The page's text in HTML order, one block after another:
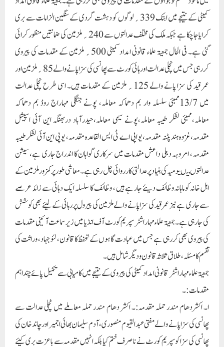
کمیٹی کے نتیجے میں ابتک 339؍ لوگوں کو دہشت گردی کے سنگین الزامات سے بری
کرایاجاچکا ہے جبکہ ملک کی مختلف عدالتوں سے 240؍ ملزمین کی ضمانتیں منظور کرائی
گئی ہے۔ فی الحال جمعیۃ علماء قانونی امداد کمیٹی 500؍ ملزمین کے مقدمات کی پیروی
کررہی جس میں نچلی عدالت اور ہائی کور ٹ سے پھانسی کی سزا پانے والے 85؍ ملزمین اور
عمر قید کی سزا پانے والے 125؍ ملزمین کے مقدمات ہیں۔ اسی طرح نچلی عدالت
میں 13/7ممبئی سلسلہ وار بم دھماکہ معاملہ، پونے جنگلی مہاراج روڈ بم دھماکہ
معاملہ،ممبئی لشکر طیبہ معاملہ،پونے سیمی معاملہ،حیدرآباد دربھنگہ این آئی اسپیشل
مقدمہ،غزوہ ہند پٹنہ مقدمہ، یو اپی اے ٹی ایس القاعدہ مقدمہ، یو پی این آئی لشکر طیبہ
مقدمہ ، امروہہ دہلی داعش مقدمات میں سرکاری گواہان کا اندراج جاری ہے، سیشن
عدالتوں میںیومیہ کی بنیاد پر عدالتی کارروائی چل رہی ہے۔ معاشی طور پر کمزور ملزمین کے
اہل خانہ کو ماہانہ وظائف دیئے جارہے ہیں ، وظائف کا سلسلہ ایک دہائی سے زائد عرصے
سے جاری ہے نیز عمر قید کی سزا پانے والے ملزمین کی پیرول پر رہائی کے لیئے بھی کوشش
کی جارہی ہے۔جمعیۃ علماء مہاراشٹر سپریم کورٹ آف انڈیا میں زیر سماعت آئینی مقدمات
کی پیروی بھی کررہی ہے جس میں عباد ت گاہوں کے تحفظ کا قانون، لئو جہاد، وراثت کی
تقسم کا مسئلہ، طلاق ثلاثہ قانون و دیگر شامل ہیں۔
جمعیۃ علماء مہاراشٹر قانونی امداد کمیٹی کی پیروی کے نتیجے میں کامیابی سے تکمیل پائے چند اہم
مقدمات :۔
ا۔ اکشردھام مندر حملہ مقدمہ:۔ اکشر دھام مندر حملہ معاملے میں نچلی عدالت سے
پھانسی کی سزا پانے والے مفتی عبدالقیوم منصوری،آدم سلیمان بھائی اجمیر اور چاند خان کی
پھانسی کی سزا کو سپریم کورٹ نے ناصرف ختم کیا بلکہ انہیں مقدمہ سے باعزت بری کیئے